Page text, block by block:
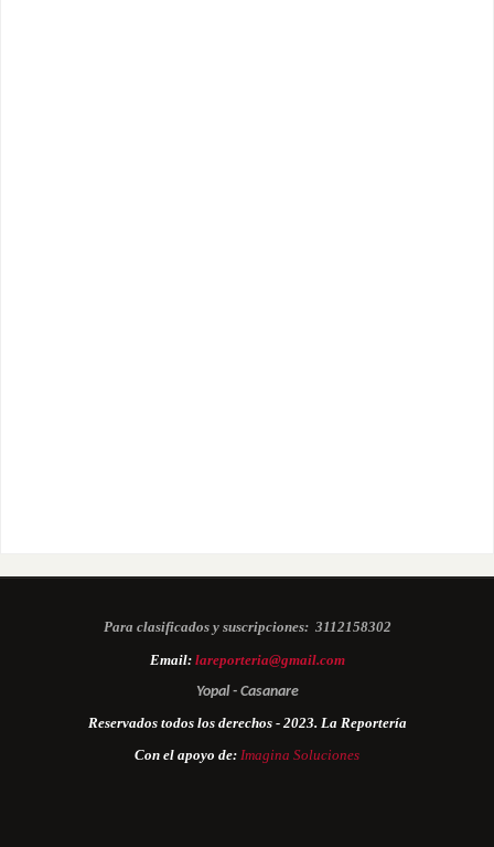
Para clasificados y suscripciones: 3112158302
Email: lareporteria@gmail.com
Yopal - Casanare
Reservados todos los derechos - 2023. La Reportería
Con el apoyo de: Imagina Soluciones